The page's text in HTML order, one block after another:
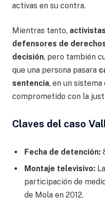
activas en su contra.
Mientras tanto,
defensores de
decisión, pero también
que una persona pasara
sentencia, en un
comprometido con la
Claves del caso
Fecha de detención:
Montaje televisivo:
participación de
de Mola en 2012.